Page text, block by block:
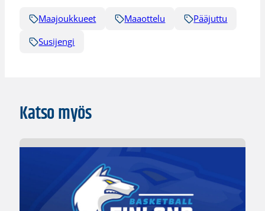
Maajoukkueet Maaottelu
Pääjuttu
Susijengi
Katso myös